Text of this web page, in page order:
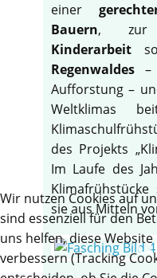
einer
Bauern,
Kinderarbeit
Regenwaldes –
Aufforstung –
Weltklimas
des Projekts
Im Laufe des
sie aus Mitteln
Wir nutzen Cookies auf
sind essenziell für den
uns helfen, diese
verbessern (Tracking